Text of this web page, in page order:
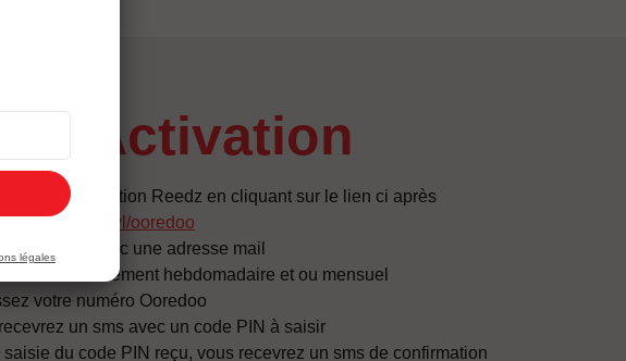
activation
l’application Reedz en cliquant sur le lien ci après
l.reedz.co/AIwl/ooredoo
vous avec une adresse mail
l’abonnement hebdomadaire et ou mensuel
votre numéro Ooredoo
un sms avec un code PIN à saisir
saisie du code PIN reçu, vous recevrez un sms de confirmation
légales